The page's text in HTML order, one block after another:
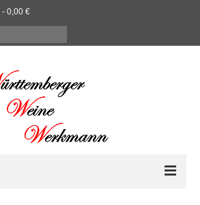
- 0,00 €